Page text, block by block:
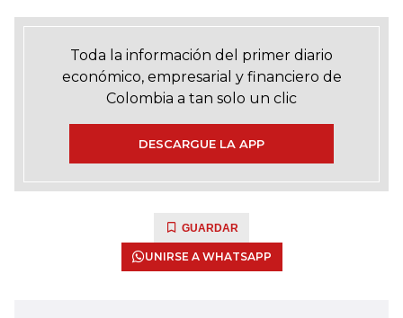
Toda la información del primer diario
económico, empresarial y financiero de
Colombia a tan solo un clic
DESCARGUE LA APP
GUARDAR
UNIRSE A WHATSAPP